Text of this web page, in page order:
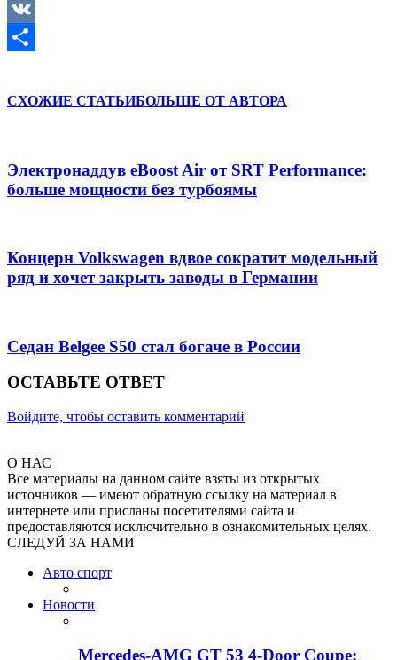
Mail.Ru
VK
СХОЖИЕ СТАТЬИБОЛЬШЕ ОТ АВТОРА
Электронаддув eBoost Air от SRT Performance:
больше мощности без турбоямы
Концерн Volkswagen вдвое сократит модельный
ряд и хочет закрыть заводы в Германии
Седан Belgee S50 стал богаче в России
ОСТАВЬТЕ ОТВЕТ
Войдите, чтобы оставить комментарий
О НАС
Все материалы на данном сайте взяты из открытых
источников — имеют обратную ссылку на материал в
интернете или присланы посетителями сайта и
предоставляются исключительно в ознакомительных целях.
СЛЕДУЙ ЗА НАМИ
Авто спорт
Новости
Mercedes-AMG GT 53 4-Door Coupe: